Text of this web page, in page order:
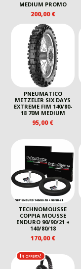
MEDIUM PROMO
200,00€
PNEUMATICO
METZELER SIX DAYS
EXTREME FIM 140/80-
18 70M MEDIUM
95,00€
TECHNOMOUSSE
COPPIA MOUSSE
ENDURO 90/90/21 +
140/80/18
170,00€
In offerta!